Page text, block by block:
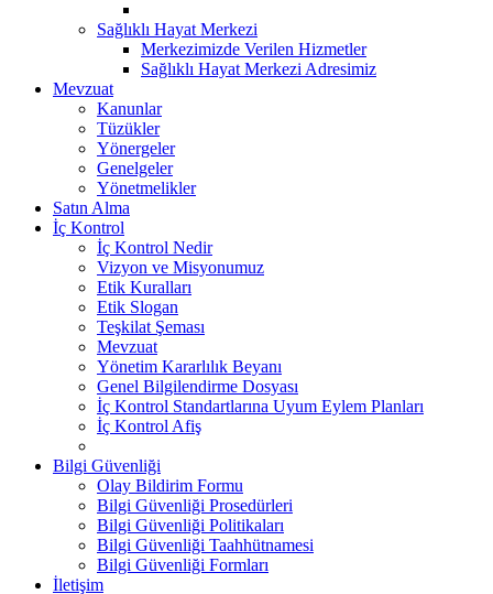
Sağlıklı Hayat Merkezi
Merkezimizde Verilen Hizmetler
Sağlıklı Hayat Merkezi Adresimiz
Mevzuat
Kanunlar
Tüzükler
Yönergeler
Genelgeler
Yönetmelikler
Satın Alma
İç Kontrol
İç Kontrol Nedir
Vizyon ve Misyonumuz
Etik Kuralları
Etik Slogan
Teşkilat Şeması
Mevzuat
Yönetim Kararlılık Beyanı
Genel Bilgilendirme Dosyası
İç Kontrol Standartlarına Uyum Eylem Planları
İç Kontrol Afiş
Bilgi Güvenliği
Olay Bildirim Formu
Bilgi Güvenliği Prosedürleri
Bilgi Güvenliği Politikaları
Bilgi Güvenliği Taahhütnamesi
Bilgi Güvenliği Formları
İletişim